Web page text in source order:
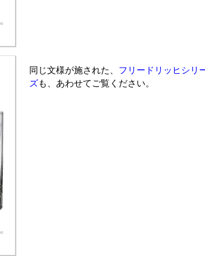
同じ文様が施された、 フリードリッヒシリ
ズも、あわせてご覧ください。